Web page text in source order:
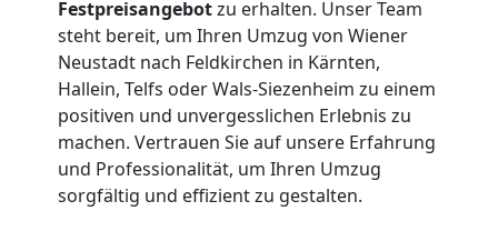
Festpreisangebotzu erhalten. Unser Team
steht bereit, um Ihren Umzug von Wiener
Neustadt nach Feldkirchen in Kärnten,
Hallein, Telfs oder Wals-Siezenheim zu einem
positiven und unvergesslichen Erlebnis zu
machen. Vertrauen Sie auf unsere Erfahrung
und Professionalität, um Ihren Umzug
sorgfältig und effizient zu gestalten.
Kunsttransport
Wiener
Neustadt
Umzug